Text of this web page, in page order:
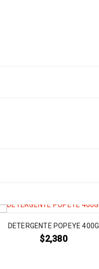
DETERGENTE POPEYE 400G
$2,380